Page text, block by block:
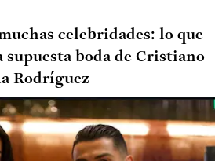
celebridades: lo que
supuesta boda de Cristiano
Rodríguez